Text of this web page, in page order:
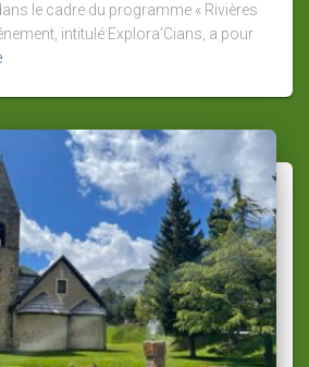
le cadre du programme « Rivières
intitulé Explora’Cians, a pour